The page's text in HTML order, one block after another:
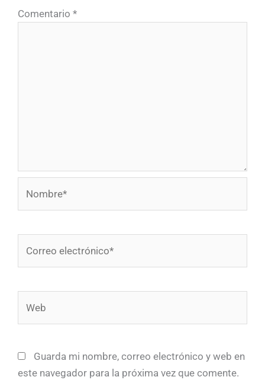
Comentario *
electrónico*
Guarda mi nombre, correo electrónico y web en
este navegador para la próxima vez que comente.